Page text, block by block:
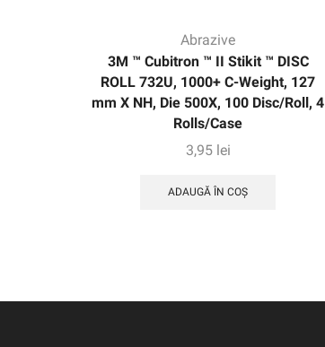
Abrazive
3M ™ Cubitron ™ II Stikit ™ DISC
ROLL 732U, 1000+ C-Weight, 127
mm X NH, Die 500X, 100 Disc/Roll, 4
Rolls/Case
3,95 lei
ADAUGĂ ÎN COȘ